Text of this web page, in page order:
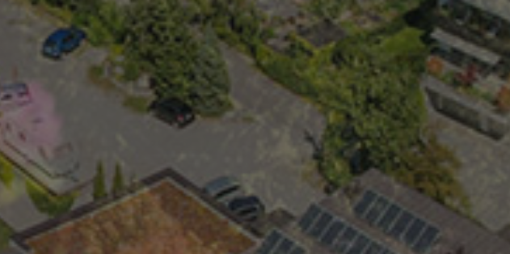
_ga_T0DM0SQ7HP
.plandecorones.net
1 Jahr 1
Monat